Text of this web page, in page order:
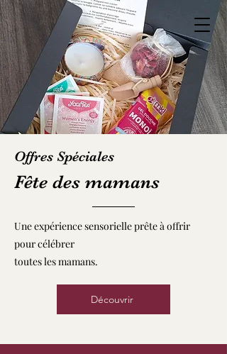
ton rendez-vous
Une approche
naturelle de la
guérison
Offres Spéciales
Fête des mamans
Une expérience sensorielle prête à offrir
pour célébrer
toutes les mamans.
Découvrir